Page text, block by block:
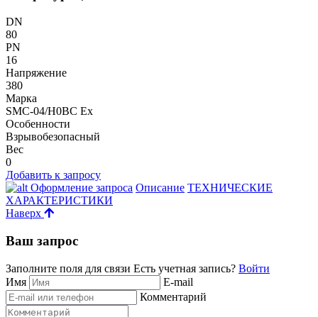
DN
80
PN
16
Напряжение
380
Марка
SMC-04/H0BC Ex
Особенности
Взрывобезопасный
Вес
0
Добавить к запросу
Оформление запроса Описание ТЕХНИЧЕСКИЕ
ХАРАКТЕРИСТИКИ
Наверх
Ваш запрос
Заполните поля для связи Есть учетная запись? Войти
Имя
E-mail
Комментарий